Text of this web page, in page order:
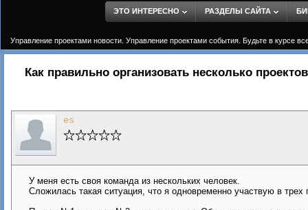
ЭТО ИНТЕРЕСНО РАЗДЕЛЫ САЙТА
Управление проектами новости. Управление проектами события. Будьте в курсе
Как правильно организовать несколько
es
У меня есть своя команда из нескольких человек.
Сложилась такая ситуация, что я одновременно участвую в трех